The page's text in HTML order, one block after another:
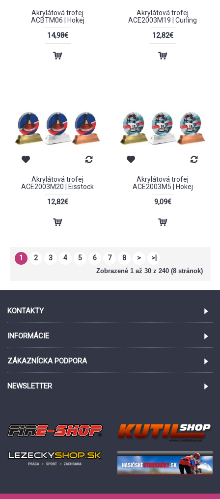
Akrylátová trofej
ACBTM06 | Hokej
14,98€
Akrylátová trofej
ACE2003M19 | Curling
12,82€
Akrylátová trofej
ACE2003M20 | Eisstock
12,82€
Akrylátová trofej
ACE2003M5 | Hokej
9,09€
1 2 3 4 5 6 7 8 > >|
Zobrazené 1 až 30 z 240 (8 stránok)
KONTAKTY
INFORMÁCIE
ZÁKAZNÍCKA PODPORA
NEWSLETTER